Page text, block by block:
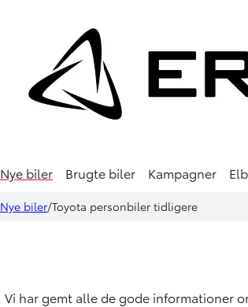
Nye biler Brugte biler Kampagner
Nye biler Toyota personbiler tidligere
Vi har gemt alle de gode informationer